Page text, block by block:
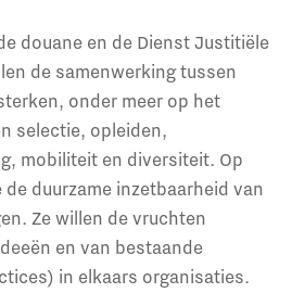
douane en de Dienst Justitiële
de samenwerking tussen
onder meer op het
selectie, opleiden,
mobiliteit en diversiteit. Op
de duurzame inzetbaarheid van
Ze willen de vruchten
en van bestaande
in elkaars organisaties.